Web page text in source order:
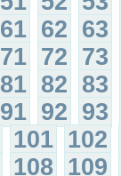
61 62 63
71 72 73
81 82 83
91 92 93
101 102
108 109